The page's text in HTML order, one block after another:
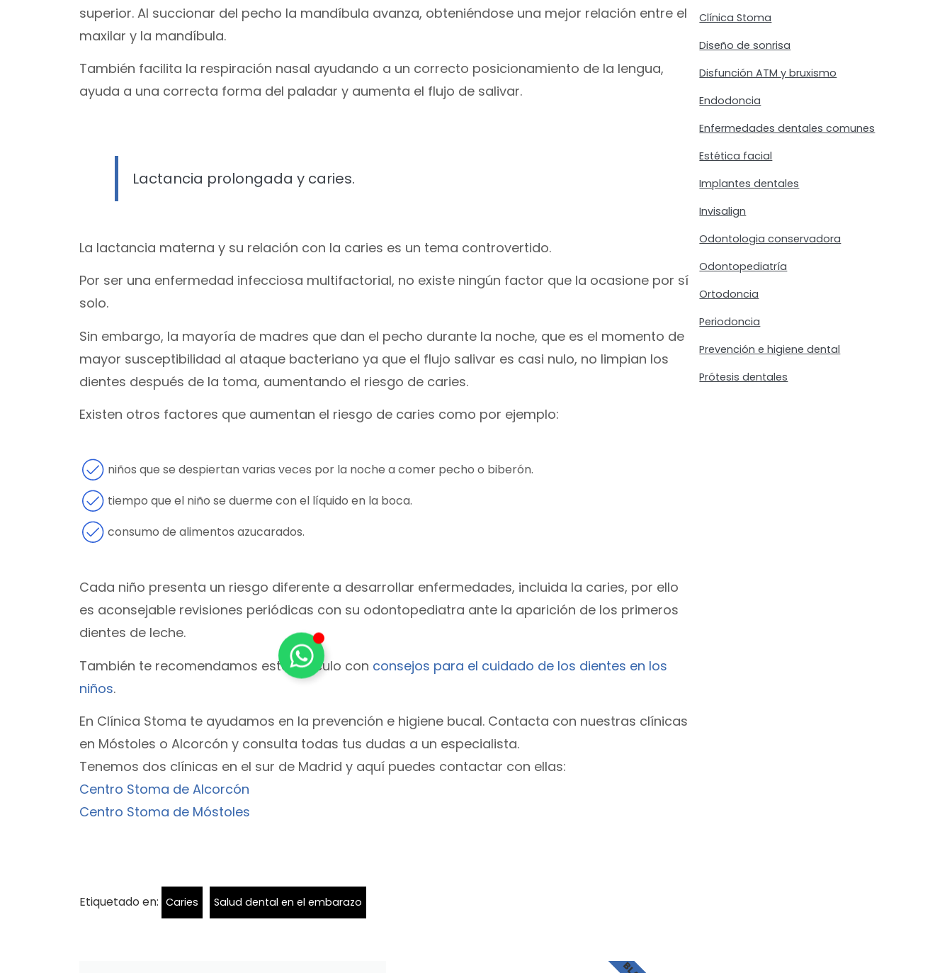
superior. Al succionar del pecho la mandíbula avanza, obteniéndose una mejor relación entre el
maxilar y la mandíbula.
También facilita la respiración nasal ayudando a un correcto posicionamiento de la lengua,
ayuda a una correcta forma del paladar y aumenta el flujo de salivar.
Lactancia prolongada y caries.
La lactancia materna y su relación con la caries es un tema controvertido.
Por ser una enfermedad infecciosa multifactorial, no existe ningún factor que la ocasione por sí
solo.
Sin embargo, la mayoría de madres que dan el pecho durante la noche, que es el momento de
mayor susceptibilidad al ataque bacteriano ya que el flujo salivar es casi nulo, no limpian los
dientes después de la toma, aumentando el riesgo de caries.
Existen otros factores que aumentan el riesgo de caries como por ejemplo:
niños que se despiertan varias veces por la noche a comer pecho o biberón.
tiempo que el niño se duerme con el líquido en la boca.
consumo de alimentos azucarados.
Cada niño presenta un riesgo diferente a desarrollar enfermedades, incluida la caries, por ello
es aconsejable revisiones periódicas con su odontopediatra ante la aparición de los primeros
dientes de leche.
También te recomendamos este artículo con consejos para el cuidado de los dientes en los
niños.
En Clínica Stoma te ayudamos en la prevención e higiene bucal. Contacta con nuestras clínicas
en Móstoles o Alcorcón y consulta todas tus dudas a un especialista.
Tenemos dos clínicas en el sur de Madrid y aquí puedes contactar con ellas:
Centro Stoma de Alcorcón
Centro Stoma de Móstoles
Etiquetado en: Caries Salud dental en el embarazo
Clínica Stoma
Diseño de sonrisa
Disfunción ATM y bruxismo
Endodoncia
Enfermedades dentales comunes
Estética facial
Implantes dentales
Invisalign
Odontologia conservadora
Odontopediatría
Ortodoncia
Periodoncia
Prevención e higiene dental
Prótesis dentales